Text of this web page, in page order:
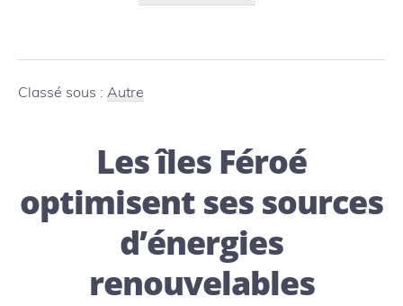
vert
de
à
Lannion
Classé sous : Autre
Les îles Féroé
optimisent ses sources
d’énergies
renouvelables